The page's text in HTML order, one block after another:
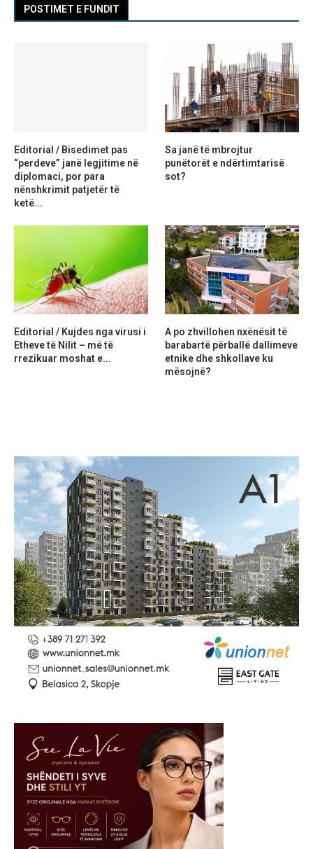
POSTIMET E FUNDIT
Editorial / Bisedimet pas
“perdeve” janë legjitime në
diplomaci, por para
nënshkrimit patjetër të
ketë...
Sa janë të mbrojtur
punëtorët e ndërtimtarisë
sot?
Editorial / Kujdes nga virusi i
Etheve të Nilit – më të
rrezikuar moshat e...
A po zhvillohen nxënësit të
barabartë përballë dallimeve
etnike dhe shkollave ku
mësojnë?